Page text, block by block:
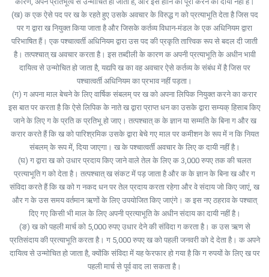
(ख) क एक ऐसे पद पर ख के रहते हुए उसके अवचार के विरुद्ध ग को प्रत्याभूति देता है जिस पद
पर ग द्वारा ख नियुक्त किया जाता है और जिसके कर्तव्य विधान-मंडल के एक अधिनियम द्वारा
परिभाषित हैं। एक पश्चात्वर्ती अधिनियम द्वारा उस पद की प्रकृति तात्त्विक रूप से बदल दी जाती
है। तत्पश्चात् ख अवचार करता है। इस तब्दीली के कारण क अपनी प्रत्याभूति के अधीन भावी
दायित्व से उन्मोचित हो जाता है, यद्यपि ख का वह अवचार ऐसे कर्तव्य के संबंध में है जिस पर
पश्चात्वर्ती अधिनियम का प्रभाव नहीं पड़ता।
(ग) ग अपना माल बेचने के लिए वार्षिक संबलम् पर ख को अपना लिपिक नियुक्त करने का करार
इस बात पर करता है कि ऐसे लिपिक के नाते ख द्वारा प्राप्त धन का उसके द्वारा सम्यक् हिसाब किए
जाने के लिए ग के प्रति क प्रतिभू हो जाए। तत्पश्चात् क के ज्ञान या सम्मति के बिना ग और ख
करार करते हैं कि ख को पारिश्रमिक उसके द्वारा बेचे गए माल पर कमीशन के रूप में न कि नियत
संबलम् के रूप में, दिया जाएगा। ख के पश्चात्वर्ती अवचार के लिए क दायी नहीं है।
(घ) ग द्वारा ख को उधार प्रदाय किए जाने वाले तेल के लिए क 3,000 रुपए तक की चलत
प्रत्याभूति ग को देता है। तत्पश्चात् ख संकट में पड़ जाता है और क के ज्ञान के बिना ख और ग
संविदा करते हैं कि ख को ग नकद धन पर तेल प्रदाय करता रहेगा और वे संदाय जो किए जाएं, ख
और ग के उस समय वर्तमान ऋणों के लिए उपयोजित किए जाएंगे। क इस नए ठहराव के पश्चात्
दिए गए किसी भी माल के लिए अपनी प्रत्याभूति के अधीन संदाय का दायी नहीं है।
(ङ) ख को पहली मार्च को 5,000 रुपए उधार देने की संविदा ग करता है। क उस ऋण से
प्रतिसंदाय की प्रत्याभूति करता है। ग 5,000 रुपए ख को पहली जनवरी को दे देता है। क अपने
दायित्व से उन्मोचित हो जाता है, क्योंकि संविदा में यह फेरफार हो गया है कि ग रुपयों के लिए ख पर
पहली मार्च से पूर्व वाद ला सकता है।